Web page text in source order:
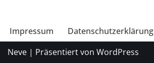
Impressum Datenschutzerklärung
Neve | Präsentiert von WordPress